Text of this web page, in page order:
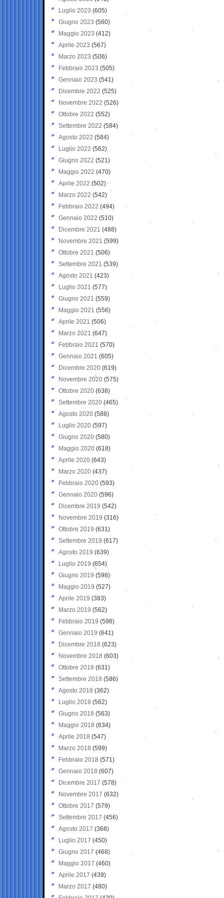
Luglio 2023 (605)
Giugno 2023 (560)
Maggio 2023 (412)
Aprile 2023 (567)
Marzo 2023 (506)
Febbraio 2023 (505)
Gennaio 2023 (541)
Dicembre 2022 (525)
Novembre 2022 (526)
Ottobre 2022 (552)
Settembre 2022 (584)
Agosto 2022 (584)
Luglio 2022 (562)
Giugno 2022 (521)
Maggio 2022 (470)
Aprile 2022 (502)
Marzo 2022 (542)
Febbraio 2022 (494)
Gennaio 2022 (510)
Dicembre 2021 (488)
Novembre 2021 (599)
Ottobre 2021 (506)
Settembre 2021 (539)
Agosto 2021 (423)
Luglio 2021 (577)
Giugno 2021(559)
Maggio 2021 (556)
Aprile 2021 (506)
Marzo 2021 (647)
Febbraio 2021 (570)
Gennaio 2021 (605)
Dicembre 2020 (619)
Novembre 2020 (575)
Ottobre 2020 (638)
Settembre 2020(465)
Agosto 2020 (588)
Luglio 2020 (597)
Giugno 2020 (580)
Maggio 2020 (618)
Aprile 2020 (643)
Marzo 2020 (437)
Febbraio 2020 (593)
Gennaio 2020 (596)
Dicembre 2019 (542)
Novembre 2019 (316)
Ottobre 2019 (631)
Settembre 2019 (617)
Agosto 2019 (639)
Luglio 2019 (654)
Giugno 2019 (598)
Maggio 2019 (527)
Aprile 2019 (383)
Marzo 2019 (562)
Febbraio 2019 (598)
Gennaio 2019 (641)
Dicembre 2018 (623)
Novembre 2018 (603)
Ottobre 2018 (631)
Settembre 2018 (586)
Agosto 2018 (362)
Luglio 2018 (562)
Giugno 2018 (563)
Maggio 2018 (634)
Aprile 2018 (547)
Marzo 2018 (599)
Febbraio 2018 (571)
Gennaio 2018 (607)
Dicembre 2017 (578)
Novembre 2017 (632)
Ottobre 2017 (579)
Settembre 2017 (456)
Agosto 2017 (368)
Luglio 2017 (450)
Giugno 2017 (468)
Maggio 2017 (460)
Aprile 2017 (439)
Marzo 2017 (480)